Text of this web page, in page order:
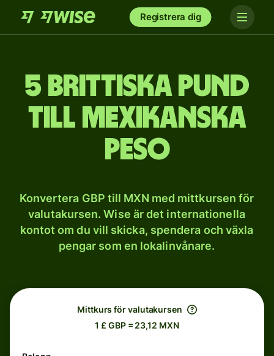
Registrera dig
5 brittiska pund
till mexikanska
peso
Konvertera GBP till MXN med mittkursen för
valutakursen. Wise är det internationella
kontot om du vill skicka, spendera och växla
pengar som en lokalinvånare.
Mittkurs för valutakursen
1 £ GBP = 23,12 MXN